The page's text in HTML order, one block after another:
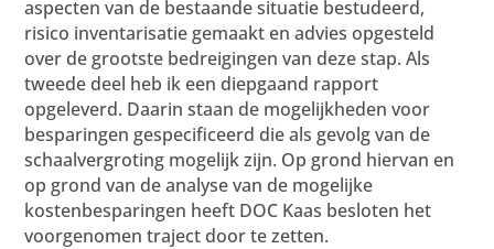
aspecten van de bestaande situatie bestudeerd,
risico inventarisatie gemaakt en advies opgesteld
over de grootste bedreigingen van deze stap. Als
tweede deel heb ik een diepgaand rapport
opgeleverd. Daarin staan de mogelijkheden voor
besparingen gespecificeerd die als gevolg van de
schaalvergroting mogelijk zijn. Op grond hiervan en
op grond van de analyse van de mogelijke
kostenbesparingen heeft DOC Kaas besloten het
voorgenomen traject door te zetten.